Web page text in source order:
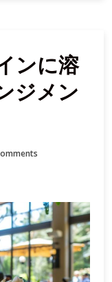
ンに溶
ジメン